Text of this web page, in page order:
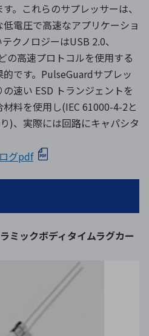
。これらのサプレッサーは、
電圧で高速なアプリケーショ
クノロジーはUSB 2.0、
の高速プロトコルを使用する
です。PulseGuardサプレッ
速い ESD トランジェントを
料を使用し(IEC 61000-4-2と
)、実際には回路にキャパシタ
グpdf
ミックボディタイムラグカー